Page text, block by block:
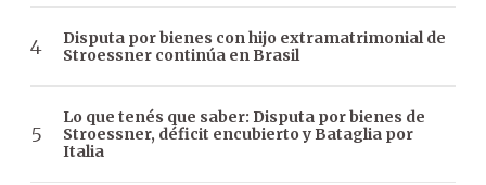
Disputa por bienes con hijo extramatrimonial de
Stroessner continúa en Brasil
Lo que tenés que saber: Disputa por bienes de
Stroessner, déficit encubierto y Bataglia por
Italia